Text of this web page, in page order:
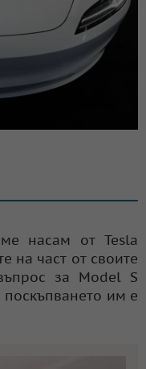
насам от Tesla
на част от своите
за Model S
им е